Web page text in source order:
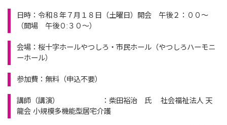
日時：令和８年７月１８日（土曜日）開会 午後２：００～
（開場 午後０:３０～）
会場：桜十字ホールやつしろ・市民ホール（やつしろハーモニ
ーホール）
参加費：無料（申込不要）
講師（講演） ：柴田裕治 氏 社会福祉法人 天
龍会 小規模多機能型居宅介護